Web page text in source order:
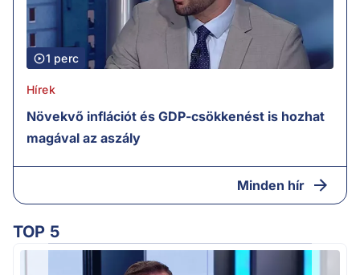
1 perc
Hírek
Növekvő inflációt és GDP-csökkenést is hozhat
magával az aszály
Minden hír
TOP 5